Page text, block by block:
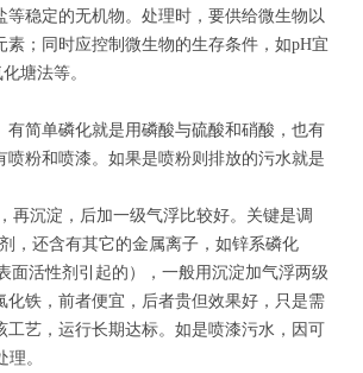
稳定的无机物。处理时，要供给微生物以
；同时应控制微生物的生存条件，如pH宜
塘法等。
简单磷化就是用磷酸与硫酸和硝酸，也有
粉和喷漆。如果是喷粉则排放的污水就是
再沉淀，后加一级气浮比较好。关键是调
，还含有其它的金属离子，如锌系磷化
面活性剂引起的），一般用沉淀加气浮两级
铁，前者便宜，后者贵但效果好，只是需
艺，运行长期达标。如是喷漆污水，因可
。